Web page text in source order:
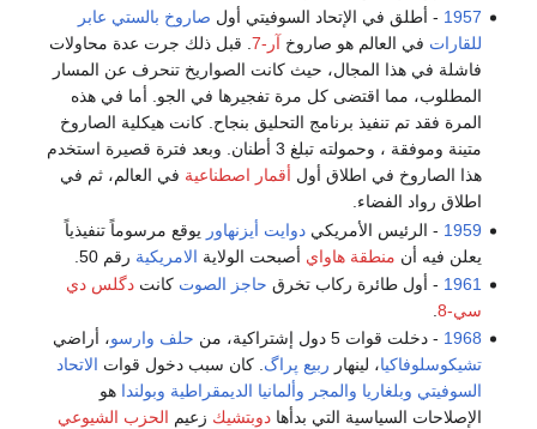
1957 - أطلق في الإتحاد السوفيتي أول صاروخ بالستي عابر
للقارات في العالم هو صاروخ آر-7 . قبل ذلك جرت عدة محاولات
فاشلة في هذا المجال، حيث كانت الصواريخ تنحرف عن المسار
المطلوب، مما اقتضى كل مرة تفجيرها في الجو. أما في هذه
المرة فقد تم تنفيذ برنامج التحليق بنجاح. كانت هيكلية الصاروخ
متينة وموفقة ، وحمولته تبلغ 3 أطنان. وبعد فترة قصيرة استخدم
هذا الصاروخ في اطلاق أول أقمار اصطناعية في العالم، ثم في
اطلاق رواد الفضاء.
1959 - الرئيس الأمريكيدوايت أيزنهاور يوقع مرسوماً تنفيذياً
يعلن فيه أن منطقة هاواي أصبحت الولاية الامريكية رقم 50.
1961 - أول طائرة ركاب تخرق حاجز الصوت كانتدگلس دي
سي-8
1968 - دخلت قوات 5 دول إشتراكية، من حلف وارسو، أراضي
تشيكوسلوفاكيا، لينهار ربيع پراگ. كان سبب دخول قوات الاتحاد
السوفيتي وبلغاريا والمجر وألمانيا الديمقراطية وبولندا هو
الإصلاحات السياسية التي بدأهادوبتشيك زعيم الحزب الشيوعي